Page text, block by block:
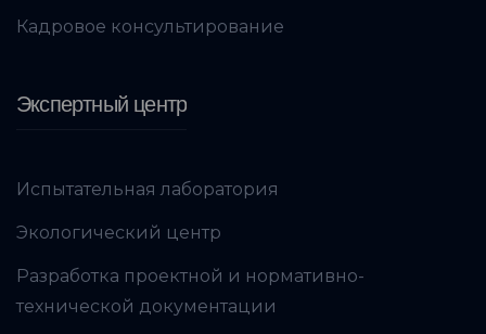
Кадровое консультирование
Экспертный центр
Испытательная лаборатория
Экологический центр
Разработка проектной и нормативно-
технической документации